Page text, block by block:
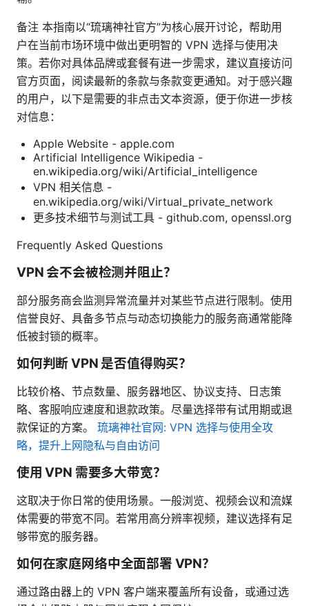
备注 本指南以“琉璃神社官方”为核心展开讨论，帮助用
户在当前市场环境中做出更明智的 VPN 选择与使用决
策。若你对具体品牌或套餐有进一步需求，建议直接访问
官方页面，阅读最新的条款与条款变更通知。对于感兴趣
的用户，以下是需要的非点击文本资源，便于你进一步核
对信息：
Apple Website - apple.com
Artificial Intelligence Wikipedia -
en.wikipedia.org/wiki/Artificial_intelligence
VPN 相关信息 -
en.wikipedia.org/wiki/Virtual_private_network
更多技术细节与测试工具 - github.com, openssl.org
Frequently Asked Questions
VPN 会不会被检测并阻止？
部分服务商会监测异常流量并对某些节点进行限制。使用
信誉良好、具备多节点与动态切换能力的服务商通常能降
低被封锁的概率。
如何判断 VPN 是否值得购买？
比较价格、节点数量、服务器地区、协议支持、日志策
略、客服响应速度和退款政策。尽量选择带有试用期或退
款保证的方案。 琉璃神社官网: VPN 选择与使用全攻
略，提升上网隐私与自由访问
使用 VPN 需要多大带宽？
这取决于你日常的使用场景。一般浏览、视频会议和流媒
体需要的带宽不同。若常用高分辨率视频，建议选择有足
够带宽的服务器。
如何在家庭网络中全面部署 VPN？
通过路由器上的 VPN 客户端来覆盖所有设备，或通过选